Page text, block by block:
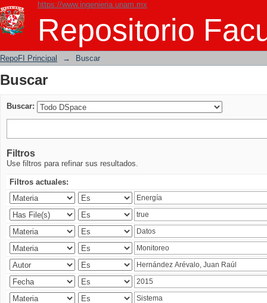
https://www.ingenieria.unam.mx
Repositorio
Buscar
RepoFI Principal → Buscar
Buscar
Buscar:
Filtros
Use filtros para refinar sus resultados.
Filtros actuales: